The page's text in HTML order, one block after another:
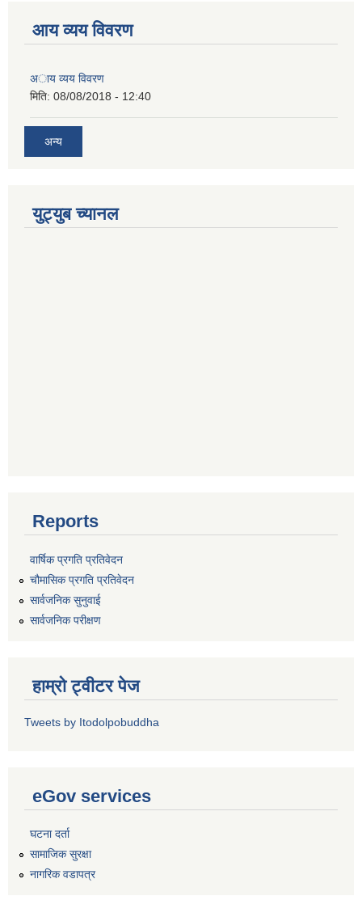
आय व्यय विवरण
अाय व्यय विवरण
मिति: 08/08/2018 - 12:40
अन्य
युट्युब च्यानल
Reports
वार्षिक प्रगति प्रतिवेदन
चौमासिक प्रगति प्रतिवेदन
सार्वजनिक सुनुवाई
सार्वजनिक परीक्षण
हाम्रो ट्वीटर पेज
Tweets by Itodolpobuddha
eGov services
घटना दर्ता
सामाजिक सुरक्षा
नागरिक वडापत्र